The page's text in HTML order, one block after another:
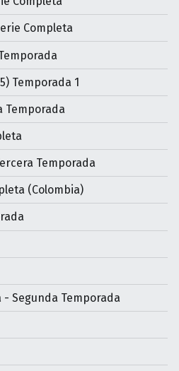
Completa
Temporada 1
Temporada
Temporada
(Colombia)
- Segunda Temporada